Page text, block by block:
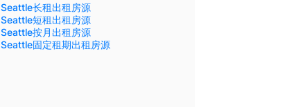
Seattle长租出租房源
Seattle短租出租房源
Seattle按月出租房源
Seattle固定租期出租房源